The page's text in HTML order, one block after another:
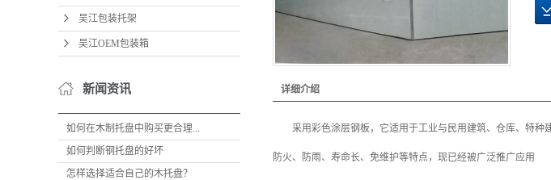
吴江包装托架
吴江OEM包装箱
新闻资讯
如何在木制托盘中购买更合理...
如何判断钢托盘的好坏
怎样选择适合自己的木托盘？
详细介绍
采用彩色涂层钢板，它适用于工业与民用建筑、仓库、特种
防火、防雨、寿命长、免维护等特点，现已经被广泛推广应用